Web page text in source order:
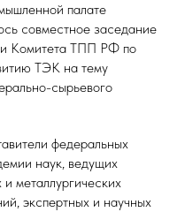
палате
совместное заседание
и Комитета ТПП РФ по
ТЭК на тему
сырьевого
федеральных
наук, ведущих
металлургических
экспертных и научных